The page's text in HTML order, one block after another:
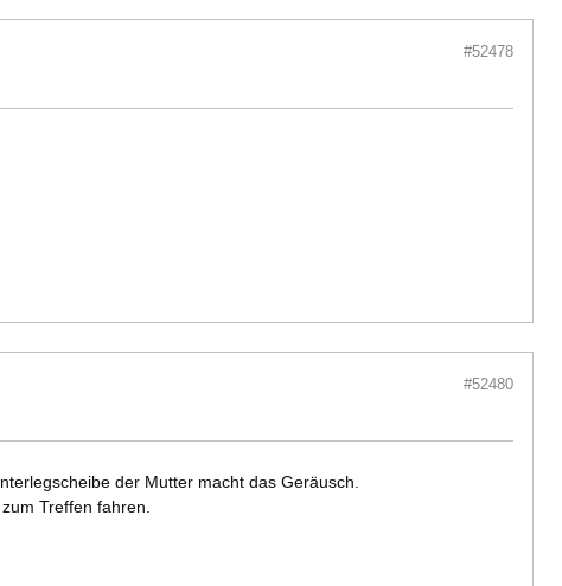
#52478
#52480
der Mutter macht das Geräusch.
Treffen fahren.